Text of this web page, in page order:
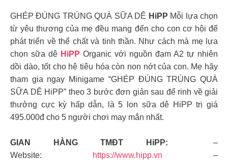
GHÉP ĐÚNG TRÚNG QUÀ SỮA DÊ HiPP Mỗi lựa chọn
từ yêu thương của mẹ đều mang đến cho con cơ hội để
phát triển về thể chất và tinh thần. Như cách mà mẹ lựa
chọn sữa dê HiPP Organic với nguồn đạm A2 tự nhiên
dồi dào, tốt cho hệ tiêu hóa còn non nớt của con. Mẹ hãy
tham gia ngay Minigame “GHÉP ĐÚNG TRÚNG QUÀ
SỮA DÊ HiPP” theo 3 bước đơn giản sau để rinh về giải
thưởng cực kỳ hấp dẫn, là 5 lon sữa dê HiPP trị giá
495.000đ cho 5 người chơi may mắn nhất.
GIAN HÀNG TMĐT HiPP:
–
Website:
https://www.hipp.vn –